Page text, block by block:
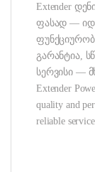
Extender
ფასად —
გარანტია,
სერვისი —
Extender
quality and
reliable